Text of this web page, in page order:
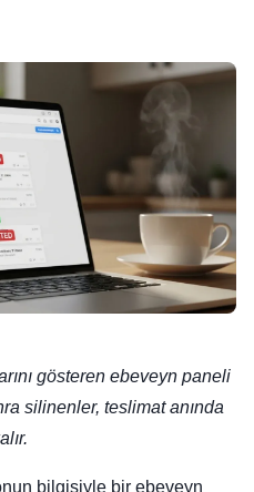
gösteren ebeveyn paneli
silinenler, teslimat anında
bilgisiyle bir ebeveyn